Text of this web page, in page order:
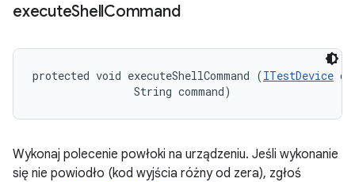
executeShellCommand
protected void executeShellCommand (ITestDevice
                String command)
Wykonaj polecenie powłoki na urządzeniu. Jeśli wykonanie
się nie powiodło (kod wyjścia różny od zera), zgłoś